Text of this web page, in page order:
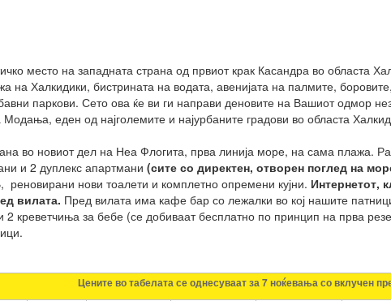
место на западната страна од првиот крак Касандра во областа
на Халкидики, бистрината на водата, авенијата на палмите,
паркови. Сето ова ќе ви ги направи деновите на Вашиот одмор
еден од најголемите и најурбаните градови во областа
во новиот дел на Неа Флогита, прва линија море, на сама плажа.
и 2 дуплекс апартмани (сите со директен, отворен поглед на
нови тоалети и комплетно опремени кујни. Интернетот,
вилата. Пред вилата има кафе бар со лежалки во кој нашите
2 креветчиња за бебе (се добиваат бесплатно по принцип на прва
Цените во табелата се однесуваат за 7 ноќевања со вклучен